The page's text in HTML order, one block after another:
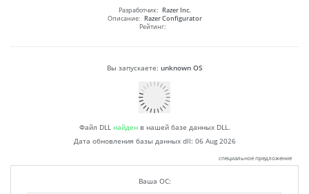
Разработчик: Razer Inc.
Описание: Razer Configurator
Рейтинг:
Вы запускаете: unknown OS
Файл DLL найденв нашей базе данных DLL.
Дата обновления базы данных dll: 06 Aug 2026
специальное предложение
Ваша ОС: